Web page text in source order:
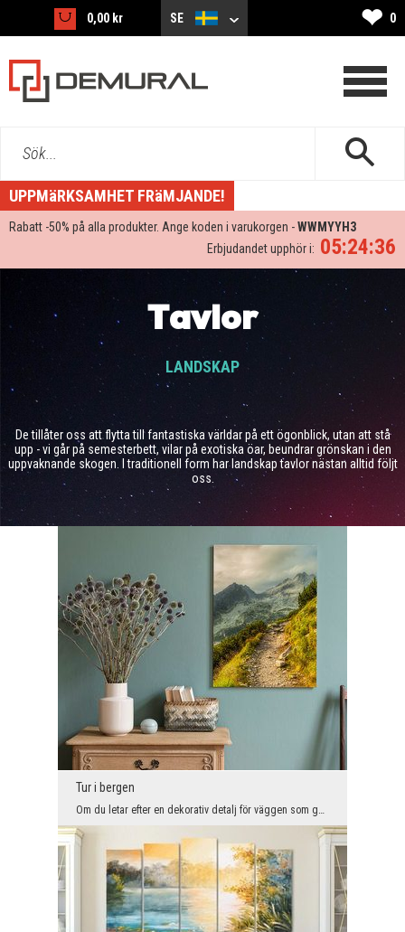
0,00 kr SE ❤ 0
Sök...
UPPMäRKSAMHET FRäMJANDE!
Rabatt -50% på alla produkter. Ange koden i varukorgen -WWMYYH3
05:24:34
Erbjudandet upphör i:
Tavlor
LANDSKAP
De tillåter oss att flytta till fantastiska världar på ett ögonblick, utan att stå
upp - vi går på semesterbett, vilar på exotiska öar, beundrar grönskan i den
uppvaknande skogen. I traditionell form har landskap tavlor nästan alltid följt
oss.
Tur i bergen
Om du letar efter en dekorativ detalj för väggen som gör att du inte blir uttråkad i ditt moderna...